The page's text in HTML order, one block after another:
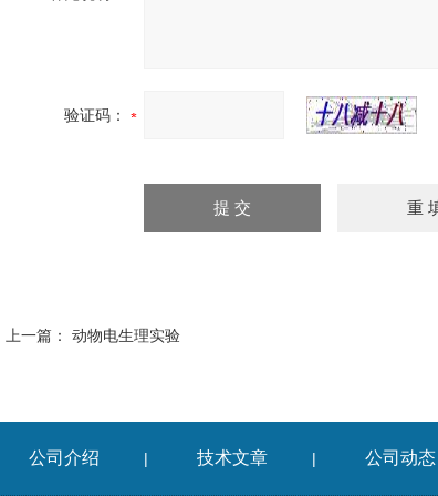
验证码：
上一篇： 动物电生理实验
公司介绍 | 技术文章 | 公司动态